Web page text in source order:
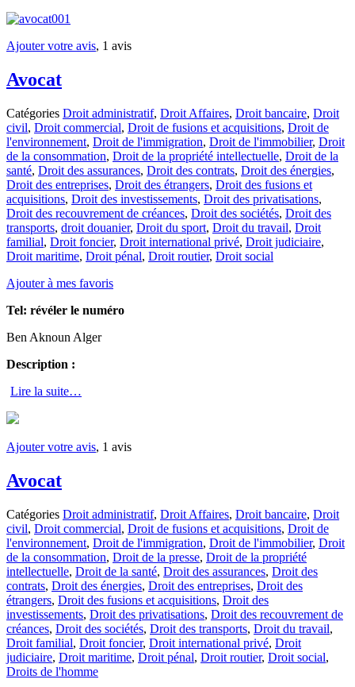
Ajouter votre avis, 1 avis
Avocat
Catégories Droit administratif, Droit Affaires, Droit bancaire, Droit
civil, Droit commercial, Droit de fusions et acquisitions, Droit de
l'environnement, Droit de l'immigration, Droit de l'immobilier, Droit
de la consommation, Droit de la propriété intellectuelle, Droit de la
santé, Droit des assurances, Droit des contrats, Droit des énergies,
Droit des entreprises, Droit des étrangers, Droit des fusions et
acquisitions, Droit des investissements, Droit des privatisations,
Droit des recouvrement de créances, Droit des sociétés, Droit des
transports, droit douanier, Droit du sport, Droit du travail, Droit
familial, Droit foncier, Droit international privé, Droit judiciaire,
Droit maritime, Droit pénal, Droit routier, Droit social
Ajouter à mes favoris
Tel: révéler le numéro
Ben Aknoun Alger
Description :
Lire la suite…
Ajouter votre avis, 1 avis
Avocat
Catégories Droit administratif, Droit Affaires, Droit bancaire, Droit
civil, Droit commercial, Droit de fusions et acquisitions, Droit de
l'environnement, Droit de l'immigration, Droit de l'immobilier, Droit
de la consommation, Droit de la presse, Droit de la propriété
intellectuelle, Droit de la santé, Droit des assurances, Droit des
contrats, Droit des énergies, Droit des entreprises, Droit des
étrangers, Droit des fusions et acquisitions, Droit des
investissements, Droit des privatisations, Droit des recouvrement de
créances, Droit des sociétés, Droit des transports, Droit du travail,
Droit familial, Droit foncier, Droit international privé, Droit
judiciaire, Droit maritime, Droit pénal, Droit routier, Droit social,
Droits de l'homme